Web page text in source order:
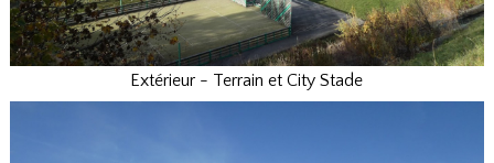
Extérieur - Terrain et City Stade